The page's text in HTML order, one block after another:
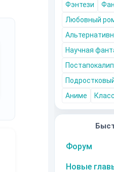
Фэнтези
Любовный
Научная
Аниме
Форум
Новые